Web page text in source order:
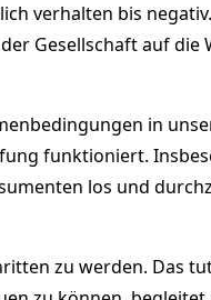
verhalten bis negativ.
Gesellschaft auf die
in
funktioniert.
los und
zu werden. Das